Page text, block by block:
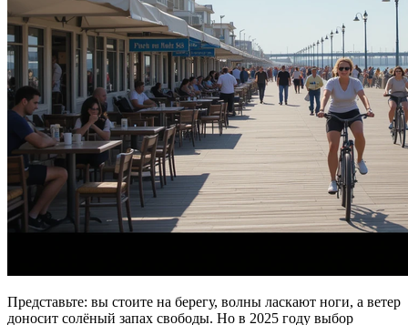
Представьте: вы стоите на берегу, волны ласкают ноги, а ветер
доносит солёный запах свободы. Но в 2025 году выбор